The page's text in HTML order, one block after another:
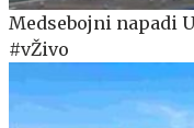
Medsebojni napadi
#vŽivo